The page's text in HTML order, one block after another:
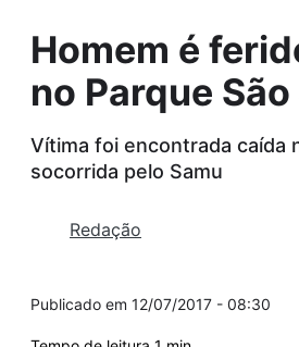
Homem é
no Parque
Vítima foi encontrada caída
socorrida pelo Samu
Redação
12/07/2017 - 08:30